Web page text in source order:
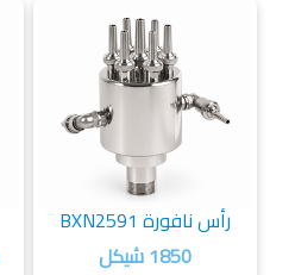
رأس نافورة BXN2591
1850 شيكل